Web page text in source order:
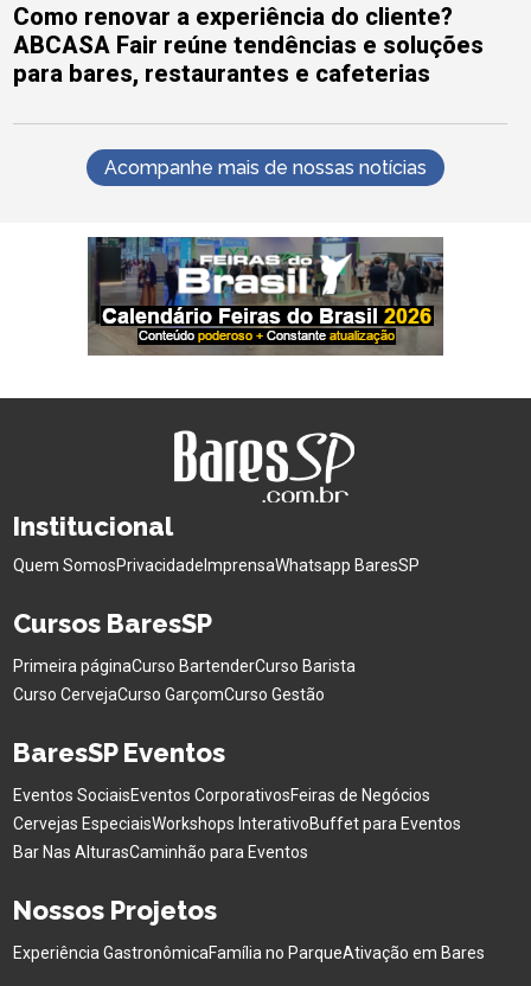
Como renovar a experiência do cliente?
ABCASA Fair reúne tendências e soluções
para bares, restaurantes e cafeterias
Acompanhe mais de nossas notícias
Institucional
Quem SomosPrivacidade ImprensaWhatsapp BaresSP
Cursos BaresSP
Primeira páginaCurso BartenderCurso Barista
Curso CervejaCurso GarçomCurso Gestão
BaresSP Eventos
Eventos SociaisEventos CorporativosFeiras de Negócios
Cervejas EspeciaisWorkshops InterativoBuffet para Eventos
Bar Nas AlturasCaminhão para Eventos
Nossos Projetos
Experiência GastronômicaFamília no ParqueAtivação em Bares